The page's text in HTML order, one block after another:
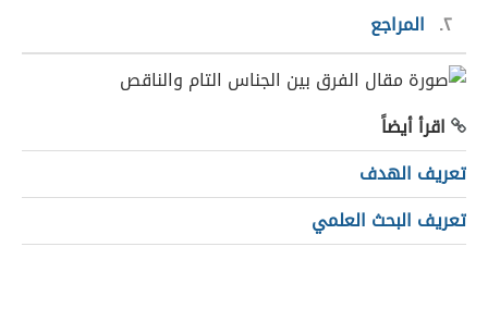
٢ المراجع
اقرأ أيضاً
تعريف الهدف
تعريف البحث العلمي